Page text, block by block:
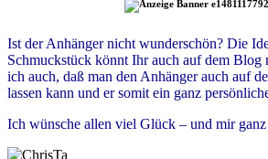
Ist der Anhänger nicht wunderschön? Die
Schmuckstück könnt Ihr auch auf dem Blog
ich auch, daß man den Anhänger auch auf
lassen kann und er somit ein ganz
Ich wünsche allen viel Glück – und mir